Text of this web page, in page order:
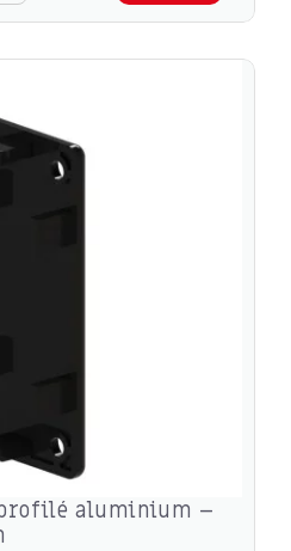
aluminium –